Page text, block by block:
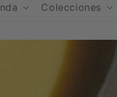
Colecciones